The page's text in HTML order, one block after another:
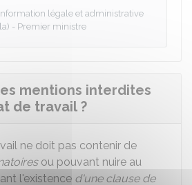
légale et administrative
- Premier ministre
mentions interdites
de travail ?
ne doit pas contenir de
ou pouvant nuire au
l'existence d'une clause de